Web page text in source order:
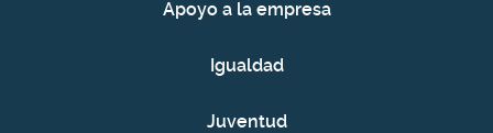
Apoyo a la empresa
Igualdad
Juventud